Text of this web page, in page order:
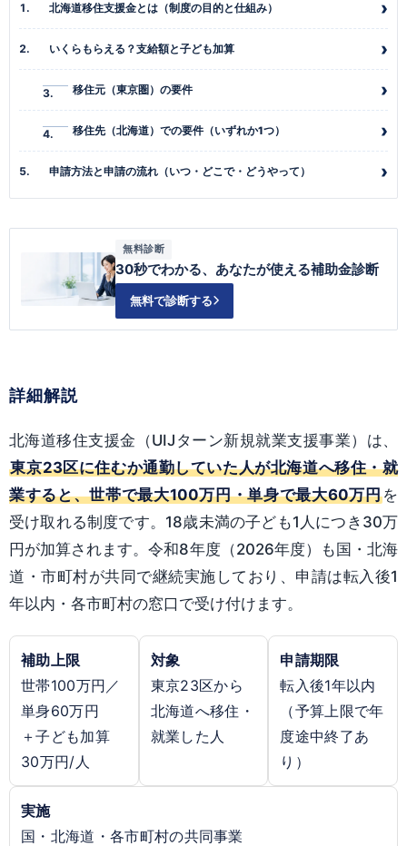
北海道移住支援金とは（制度の目的と仕組み）
いくらもらえる？支給額と子ども加算
移住元（東京圏）の要件
移住先（北海道）での要件（いずれか1つ）
申請方法と申請の流れ（いつ・どこで・どうやって）
無料診断
30秒でわかる、あなたが使える補助金診断
無料で診断する
詳細解説
北海道移住支援金（UIJターン新規就業支援事業）は、
東京23区に住むか通勤していた人が北海道へ移住・就
業すると、世帯で最大100万円・単身で最大60万円を
受け取れる制度です。18歳未満の子ども1人につき30万
円が加算されます。令和8年度（2026年度）も国・北海
道・市町村が共同で継続実施しており、申請は転入後1
年以内・各市町村の窓口で受け付けます。
補助上限
世帯100万円／
単身60万円
＋子ども加算
30万円/人
対象
東京23区から
北海道へ移住・
就業した人
申請期限
転入後1年以内
（予算上限で年
度途中終了あ
り）
実施
国・北海道・各市町村の共同事業